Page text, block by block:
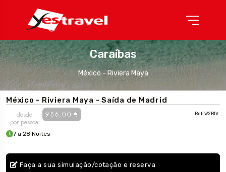
Caraíbas
México - Riviera Maya
México - Riviera Maya - Saída de Madrid
desde
por pessoa
986,00 €
7 a 28 Noites
Ref: W2RIV
Faça a sua simulação/cotação e reserva